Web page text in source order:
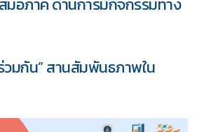
มกัน” สานสัมพันธภาพใน